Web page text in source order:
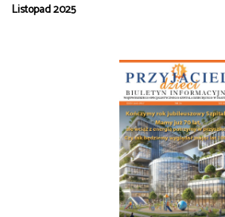
Listopad 2025